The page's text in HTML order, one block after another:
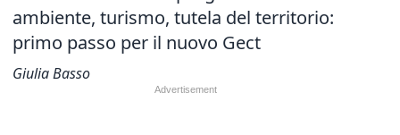
ambiente, turismo, tutela del territorio:
primo passo per il nuovo Gect
Giulia Basso